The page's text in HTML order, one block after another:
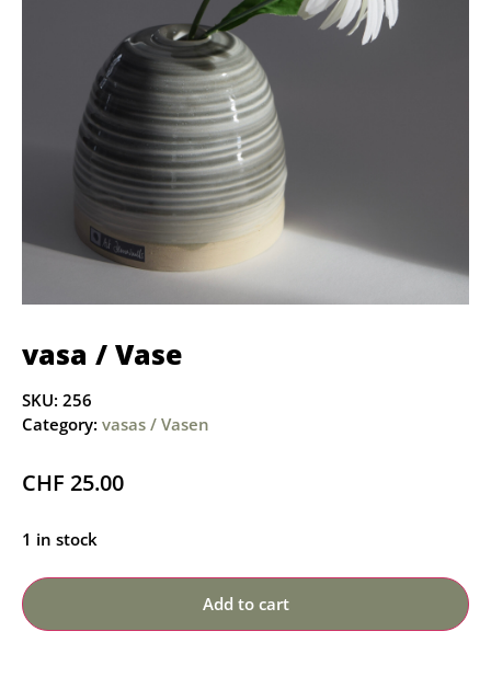
vasa / Vase
SKU: 256
Category: vasas / Vasen
CHF 25.00
1 in stock
Add to cart